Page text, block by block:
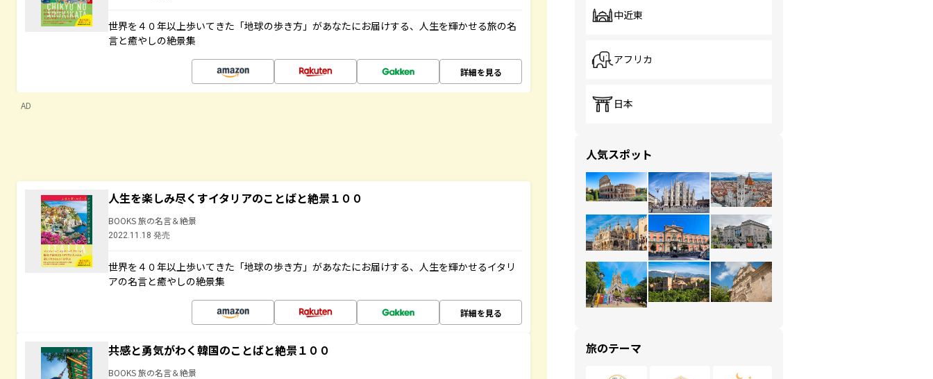
世界を４０年以上歩いてきた「地球の歩き方」があなたにお届けする、人生を輝かせる旅の名
言と癒やしの絶景集
詳細を見る
AD
人生を楽しみ尽くすイタリアのことばと絶景１００
BOOKS 旅の名言＆絶景
2022.11.18 発売
世界を４０年以上歩いてきた「地球の歩き方」があなたにお届けする、人生を輝かせるイタリ
アの名言と癒やしの絶景集
詳細を見る
共感と勇気がわく韓国のことばと絶景１００
BOOKS 旅の名言＆絶景
中近東
アフリカ
日本
人気スポット
旅のテーマ